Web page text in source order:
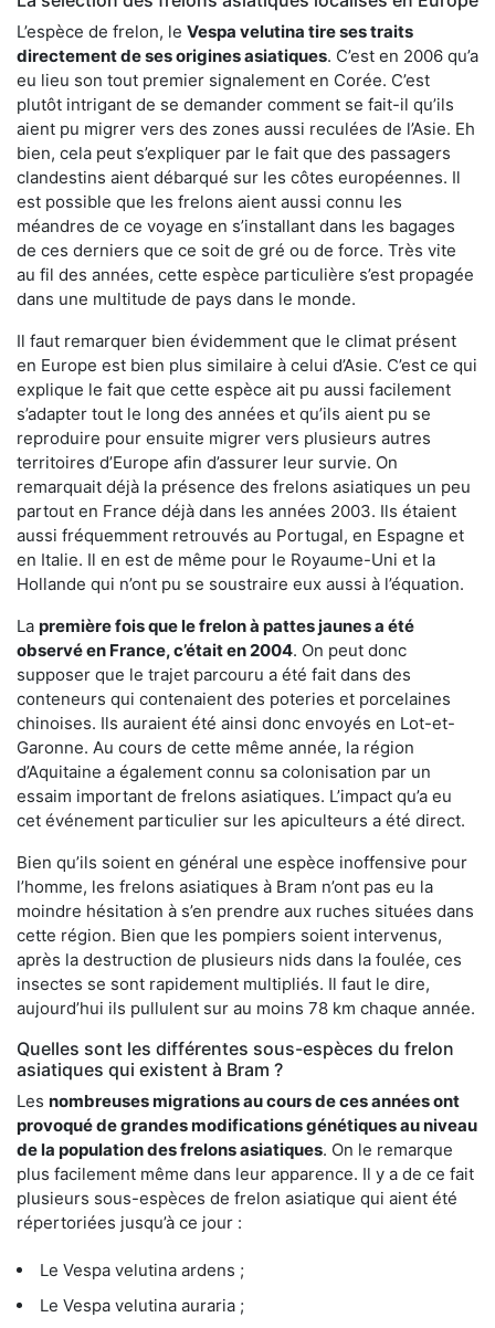
L’espèce de frelon, le Vespa velutina tire ses traits
directement de ses origines asiatiques. C’est en 2006 qu’a
eu lieu son tout premier signalement en Corée. C’est
plutôt intrigant de se demander comment se fait-il qu’ils
aient pu migrer vers des zones aussi reculées de l’Asie. Eh
bien, cela peut s’expliquer par le fait que des passagers
clandestins aient débarqué sur les côtes européennes. Il
est possible que les frelons aient aussi connu les
méandres de ce voyage en s’installant dans les bagages
de ces derniers que ce soit de gré ou de force. Très vite
au fil des années, cette espèce particulière s’est propagée
dans une multitude de pays dans le monde.
Il faut remarquer bien évidemment que le climat présent
en Europe est bien plus similaire à celui d’Asie. C’est ce qui
explique le fait que cette espèce ait pu aussi facilement
s’adapter tout le long des années et qu’ils aient pu se
reproduire pour ensuite migrer vers plusieurs autres
territoires d’Europe afin d’assurer leur survie. On
remarquait déjà la présence des frelons asiatiques un peu
partout en France déjà dans les années 2003. Ils étaient
aussi fréquemment retrouvés au Portugal, en Espagne et
en Italie. Il en est de même pour le Royaume-Uni et la
Hollande qui n’ont pu se soustraire eux aussi à l’équation.
La première fois que le frelon à pattes jaunes a été
observé en France, c’était en 2004. On peut donc
supposer que le trajet parcouru a été fait dans des
conteneurs qui contenaient des poteries et porcelaines
chinoises. Ils auraient été ainsi donc envoyés en Lot-et-
Garonne. Au cours de cette même année, la région
d’Aquitaine a également connu sa colonisation par un
essaim important de frelons asiatiques. L’impact qu’a eu
cet événement particulier sur les apiculteurs a été direct.
Bien qu’ils soient en général une espèce inoffensive pour
l’homme, les frelons asiatiques à Bram n’ont pas eu la
moindre hésitation à s’en prendre aux ruches situées dans
cette région. Bien que les pompiers soient intervenus,
après la destruction de plusieurs nids dans la foulée, ces
insectes se sont rapidement multipliés. Il faut le dire,
aujourd’hui ils pullulent sur au moins 78 km chaque année.
Quelles sont les différentes sous-espèces du frelon
asiatiques qui existent à Bram ?
Les nombreuses migrations au cours de ces années ont
provoqué de grandes modifications génétiques au niveau
de la population des frelons asiatiques. On le remarque
plus facilement même dans leur apparence. Il y a de ce fait
plusieurs sous-espèces de frelon asiatique qui aient été
répertoriées jusqu’à ce jour :
Le Vespa velutina ardens ;
Le Vespa velutina auraria ;